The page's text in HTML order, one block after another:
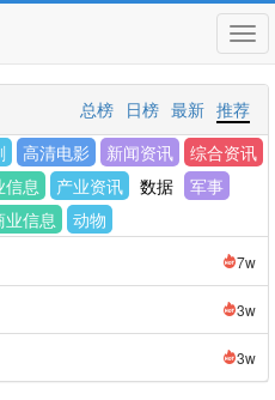
推荐
最新
日榜
总榜
高清电影 新闻资讯
综合资讯
信息 产业资讯 数据
军事
业信息
动物
7w
3w
3w